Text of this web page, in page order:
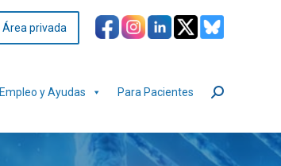
Área privada
Empleo y Ayudas Para Pacientes Buscar: